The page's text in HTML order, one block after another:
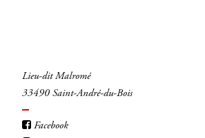
Lieu-dit Malromé
33490 Saint-André-du-Bois
Facebook